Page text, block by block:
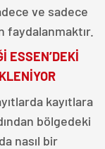
ve sadece
ESSEN’DEKİ
kayıtlara
bölgedeki
nasıl bir